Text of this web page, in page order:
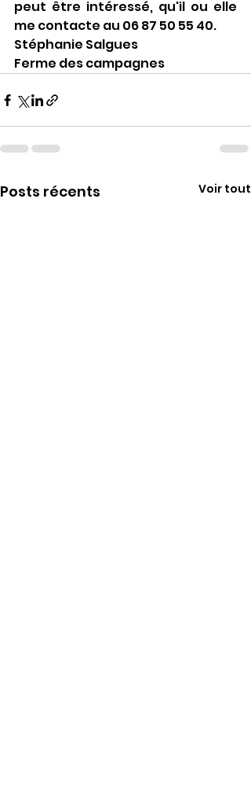
peut être intéressé, qu'il ou elle
me contacte au 06 87 50 55 40.
Stéphanie Salgues
Ferme des campagnes
Posts récents Voir tout